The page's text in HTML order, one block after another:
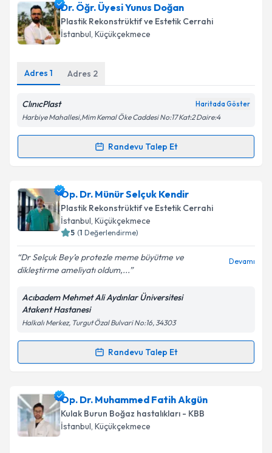
Takvim Talebini Gönder
Op. Dr. Ali Can Gunenciçin randevu takvimi talebi
oluşturun. Size bu uzmandan randevu almanız için bir
takvim hazırlandığında e-posta ile bilgilendireceğiz.
Kişisel verilerimin işlenmesine ilişkinAydınlatma
kapsamda işlenmesini kabul ediyorum.
Dr. Öğr. Üyesi Yunus Doğan
Plastik Rekonstrüktif ve Estetik Cerrahi
İstanbul, Küçükçekmece
Adres 1 Adres 2
ClınıcPlast Haritada Göster
Harbiye Mahallesi,Mim Kemal Öke Caddesi No:17 Kat:2 Daire:4
Randevu Talep Et
Randevu Takvimi Talebi
Dr. Öğr. Üyesi Yunus Doğaniçin randevu takvimi
talebi oluşturun. Size bu uzmandan randevu almanız
için bir takvim hazırlandığında e-posta ile
bilgilendireceğiz.
E-posta Adresiniz
Kişisel verilerimin işlenmesine ilişkin
Metni'ni okudum ve kişisel verilerimin belirtilen
kapsamda işlenmesini kabul ediyorum.
Op. Dr. Münür Selçuk Kendir
Plastik Rekonstrüktif ve Estetik Cerrahi
İstanbul, Küçükçekmece
5 (1 Değerlendirme)
Dr Selçuk Bey’e protezle meme büyütme ve
dikleştirme ameliyatı oldum,...
Devamı
Acıbadem Mehmet Ali Aydınlar Üniversitesi
Atakent Hastanesi
Halkalı Merkez, Turgut Özal Bulvari No:16, 34303
Randevu Talep Et
Randevu Takvimi Talebi
Op. Dr. Münür Selçuk Kendiriçin randevu takvimi
talebi oluşturun. Size bu uzmandan randevu almanız
için bir takvim hazırlandığında e-posta ile
bilgilendireceğiz.
Op. Dr. Muhammed Fatih Akgün
Kulak Burun Boğaz hastalıkları - KBB
İstanbul, Küçükçekmece